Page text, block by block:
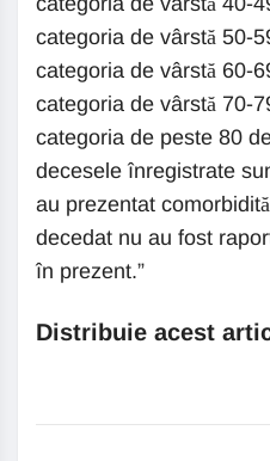
categoria de vârstă 50-
categoria de vârstă 60-
categoria de vârstă 70-
categoria de peste 80
decesele înregistrate
au prezentat
decedat nu au fost
în prezent.”
Distribuie acest